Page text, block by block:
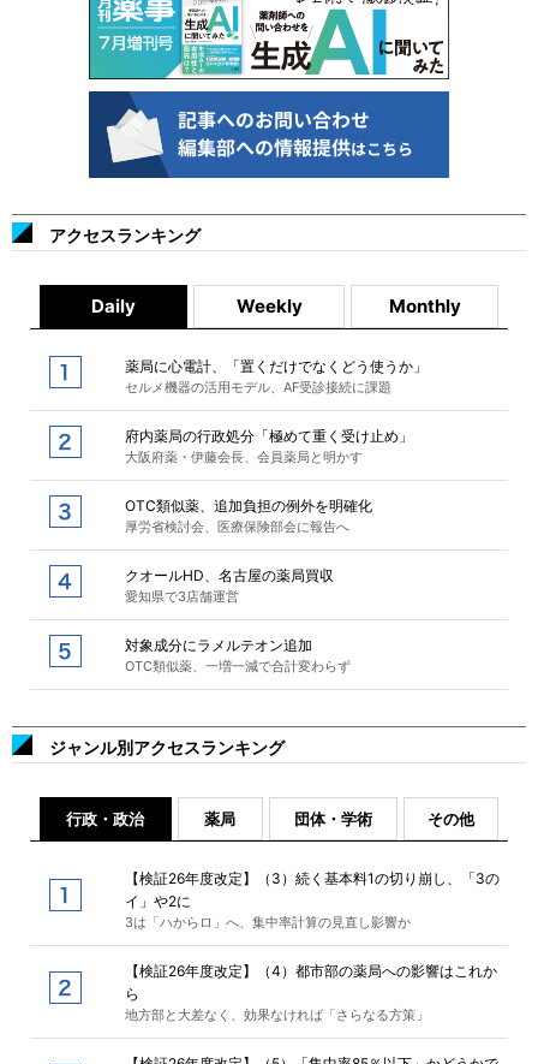
アクセスランキング
Daily Weekly Monthly
薬局に心電計、「置くだけでなくどう使うか」
セルメ機器の活用モデル、AF受診接続に課題
府内薬局の行政処分「極めて重く受け止め」
大阪府薬・伊藤会長、会員薬局と明かす
OTC類似薬、追加負担の例外を明確化
厚労省検討会、医療保険部会に報告へ
クオールHD、名古屋の薬局買収
愛知県で3店舗運営
対象成分にラメルテオン追加
OTC類似薬、一増一減で合計変わらず
ジャンル別アクセスランキング
行政・政治 薬局 団体・学術 その他
【検証26年度改定】（3）続く基本料1の切り崩し、「3の
イ」や2に
3は「ハからロ」へ、集中率計算の見直し影響か
【検証26年度改定】（4）都市部の薬局への影響はこれか
ら
地方部と大差なく、効果なければ「さらなる方策」